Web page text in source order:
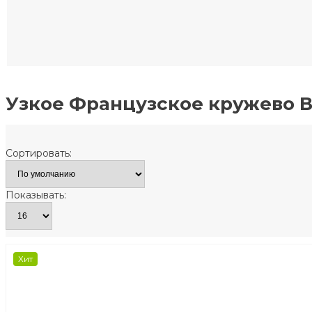
Узкое Французское кружево
Сортировать:
Показывать:
Хит